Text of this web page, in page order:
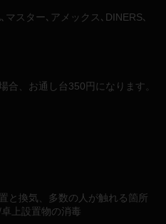
マスター､アメックス､DINERS､
合、お通し台350円になります。
と換気
多数の人が触れる箇所
上設置物の消毒